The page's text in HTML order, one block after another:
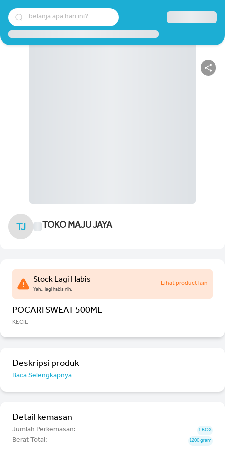
belanja apa hari ini?
TJ TOKO MAJU JAYA
Stock Lagi Habis
Yah.. lagi habis nih.
Lihat product lain
POCARI SWEAT 500ML
KECIL
Deskripsi produk
Baca Selengkapnya
Detail kemasan
Jumlah Perkemasan: 1 BOX
Berat Total: 1200 gram